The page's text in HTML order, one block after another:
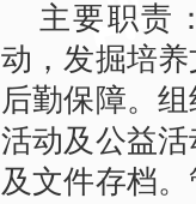
主要职责
动，发掘培
后勤保障。
活动及公益
及文件存档